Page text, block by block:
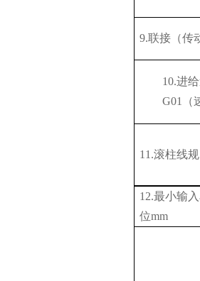
9.联接（传
10.进
G01（
11.滚柱线规
12.最小输
位mm